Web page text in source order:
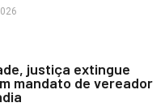
justiça extingue
mandato de vereador